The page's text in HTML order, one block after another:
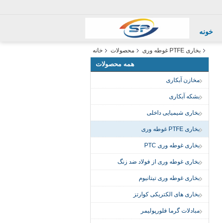
خونه
خانه محصولات بخاری PTFE غوطه وری
همه محصولات
مخازن آبکاری
بشکه آبکاری
بخاری شیمیایی داخلی
بخاری PTFE غوطه وری
بخاری غوطه وری PTC
بخاری غوطه وری از فولاد ضد زنگ
بخاری غوطه وری تیتانیوم
بخاری های الکتریکی کوارتز
مبادلات گرما فلورپولیمر